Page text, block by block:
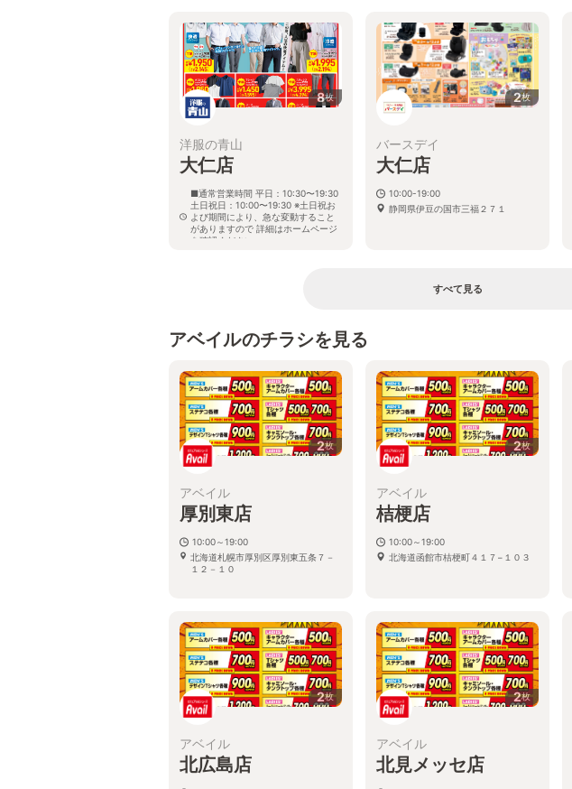
8枚
洋服の青山
大仁店
■通常営業時間 平日：10:30〜19:30
土日祝日：10:00〜19:30 ※土日祝お
よび期間により、急な変動すること
がありますので 詳細はホームページ
を確認ください
2枚
バースデイ
大仁店
10:00-19:00
静岡県伊豆の国市三福２７１
すべて見る
アベイルのチラシを見る
2枚
アベイル
厚別東店
10:00～19:00
北海道札幌市厚別区厚別東五条７－
１２－１０
2枚
アベイル
桔梗店
10:00～19:00
北海道函館市桔梗町４１７−１０３
2枚
アベイル
北広島店
2枚
アベイル
北見メッセ店